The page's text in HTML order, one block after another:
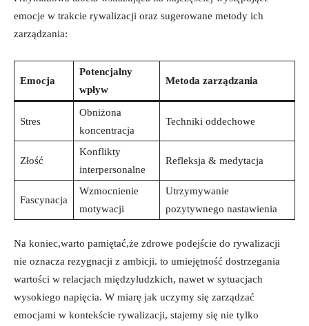
emocje w ⁤trakcie rywalizacji oraz sugerowane‌ metody ich
zarządzania:
Emocja
Potencjalny⁢
wpływ
Metoda zarządzania
Stres
Obniżona
koncentracja
Techniki oddechowe
Złość
Konflikty
interpersonalne
Refleksja & medytacja
Fascynacja
Wzmocnienie‍
motywacji
Utrzymywanie
pozytywnego nastawienia
Na ⁤koniec,warto pamiętać,że zdrowe ​podejście ⁣do rywalizacji
nie oznacza rezygnacji z‌ ambicji.⁤ to umiejętność ⁤dostrzegania
wartości w relacjach międzyludzkich, nawet ‌w sytuacjach
wysokiego napięcia. W ‌miarę jak uczymy się zarządzać
emocjami w kontekście rywalizacji,​ stajemy się nie tylko